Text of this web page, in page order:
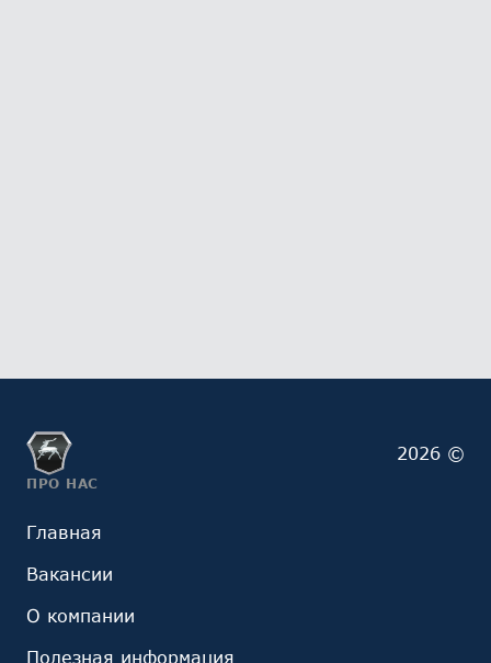
2026 ©
ПРО НАС
Главная
Вакансии
О компании
Полезная информация